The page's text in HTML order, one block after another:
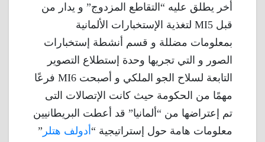
أخر يطلق عليه “التقاطع المزدوج” و يدار من
قبل MI5 لتغذية الإستخبارات الألمانية
بمعلومات مضللة و قسم أنشطة إستخبارات
الصور و التي تجريها وحدة إستطلاع التصوير
التابعة لسلاح الجو الملكي و أصبحت MI6 فرعًا
مهمًا من الحكومة حيث كانت الإتصالات التى
تم إعتراضها من “ألمانيا” قد أعطت البريطانيين
معلومات هامة حول إستراتيجية “ أدولف هتلر ”